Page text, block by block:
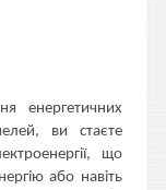
енергетичних
ви стаєте
що
або навіть